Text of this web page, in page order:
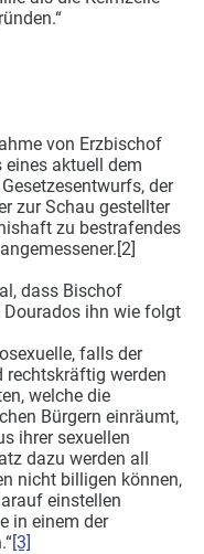
von Erzbischof
aktuell dem
der
zur Schau gestellter
zu bestrafendes
dass Bischof
Dourados ihn wie folgt
falls der
rechtskräftig werden
welche die
Bürgern einräumt,
ihrer sexuellen
dazu werden all
nicht billigen können,
einstellen
in einem der
[3]